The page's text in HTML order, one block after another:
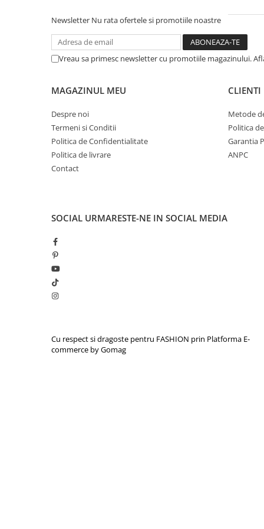
Newsletter Nu rata ofertele si promotiile noastre
Vreau sa primesc newsletter cu promotiile magazinului.
MAGAZINUL MEU
Despre noi
Termeni si Conditii
Politica de Confidentialitate
Politica de livrare
Contact
CLIENTI
Metode
Politica
Garantia
ANPC
SOCIAL URMARESTE-NE IN SOCIAL MEDIA
Cu respect si dragoste pentru FASHION prin Platforma E-
commerce by Gomag